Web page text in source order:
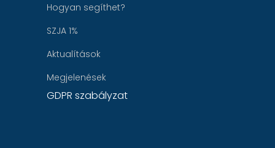
Hogyan segíthet?
SZJA 1%
Aktualítások
Megjelenések
GDPR szabályzat